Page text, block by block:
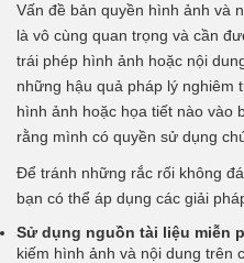
Vấn đề bản quyền hình ảnh và
là vô cùng quan trọng và cần
trái phép hình ảnh hoặc nội
những hậu quả pháp lý nghiêm
hình ảnh hoặc họa tiết nào vào
rằng mình có quyền sử dụng
Để tránh những rắc rối không
bạn có thể áp dụng các giải
Sử dụng nguồn tài liệu miễn
kiếm hình ảnh và nội dung trên